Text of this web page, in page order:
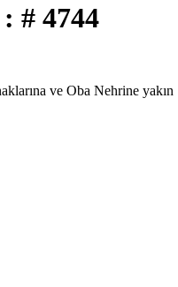
# 4744
ve Oba Nehrine yakın